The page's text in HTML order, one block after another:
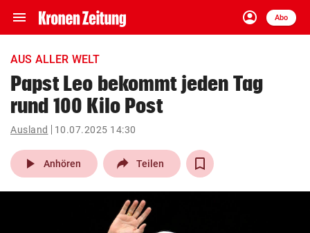
menu Navigation
ein-/ausklappen
account_circle
Anmelden
Abo
close Schließen
account_circle Anmelden
pin_drop
Wien arrow_right
bookmark
AUS ALLER WELT
Papst Leo bekommt jeden Tag
rund 100 Kilo Post
Ausland 10.07.2025 14:30
play_arrow Anhören Teilen